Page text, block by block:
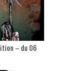
– du 06